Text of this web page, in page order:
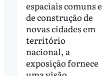
espaciais comuns e
de construção de
novas cidades em
território
nacional, a
exposição fornece